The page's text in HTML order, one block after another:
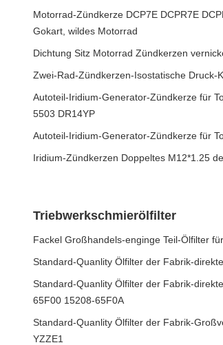
Motorrad-Zündkerze DCP7E DCPR7E
Gokart, wildes Motorrad
Dichtung Sitz Motorrad Zündkerzen
Zwei-Rad-Zündkerzen-Isostatische Druck-
Autoteil-Iridium-Generator-Zündkerze für
5503 DR14YP
Autoteil-Iridium-Generator-Zündkerze für
Iridium-Zündkerzen Doppeltes M12*1.25
Triebwerkschmierölfilter
Fackel Großhandels-enginge Teil-Ölfilter
Standard-Quanlity Ölfilter der Fabrik-
Standard-Quanlity Ölfilter der Fabrik-
65F00 15208-65F0A
Standard-Quanlity Ölfilter der Fabrik-
YZZE1